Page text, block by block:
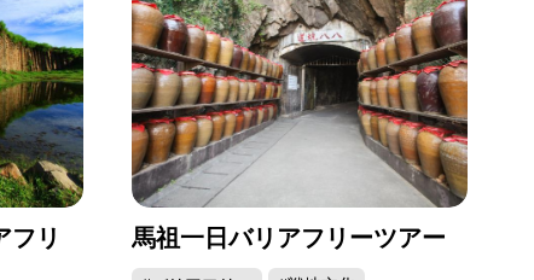
フリ
馬祖一日バリアフリーツアー